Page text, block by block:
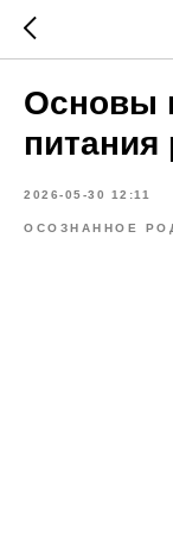
Основы
питания
2026-05-30 12:11
ОСОЗНАННОЕ